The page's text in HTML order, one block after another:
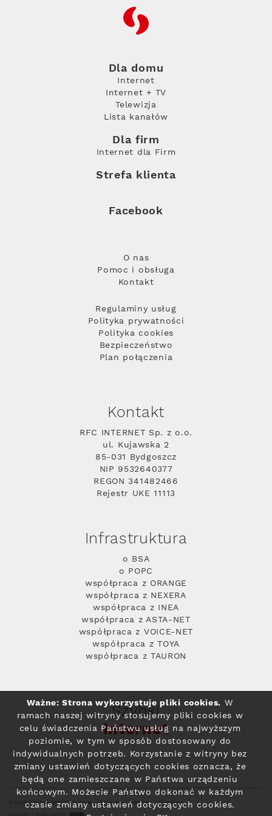
RFC
Dla domu
Internet
Internet + TV
Telewizja
Lista kanałów
Dla firm
Internet dla Firm
Strefa klienta
Facebook
O nas
Pomoc i obsługa
Kontakt
Regulaminy usług
Polityka prywatności
Polityka cookies
Bezpieczeństwo
Plan połączenia
Kontakt
RFC INTERNET Sp. z o.o.
ul. Kujawska 2
85-031 Bydgoszcz
NIP 9532640377
REGON 341482466
Rejestr UKE 11113
Infrastruktura
o BSA
o POPC
współpraca z ORANGE
współpraca z NEXERA
współpraca z INEA
współpraca z ASTA-NET
współpraca z VOICE-NET
współpraca z TOYA
współpraca z TAURON
Szybki
Internet
Polityka prywatności© 2004 - 2026 RFC Internet i Telewizja
Ważne: Strona wykorzystuje pliki cookies. W
ramach naszej witryny stosujemy pliki cookies w
celu świadczenia Państwu usług na najwyższym
poziomie, w tym w sposób dostosowany do
indywidualnych potrzeb. Korzystanie z witryny bez
zmiany ustawień dotyczących cookies oznacza, że
będą one zamieszczane w Państwa urządzeniu
końcowym. Możecie Państwo dokonać w każdym
czasie zmiany ustawień dotyczących cookies.